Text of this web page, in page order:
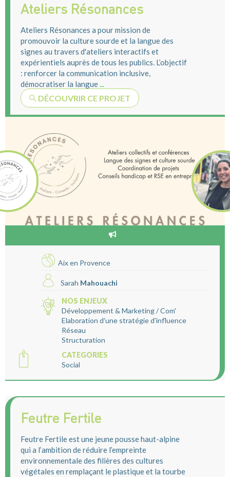
Ateliers Résonances
Ateliers Résonances a pour mission de
promouvoir la culture sourde et la langue des
signes au travers d'ateliers interactifs et
expérientiels auprès de tous les publics. L’objectif
: renforcer la communication inclusive,
démocratiser la langue...
DÉCOUVRIR CE PROJET
Aix en Provence
Sarah Mahouachi
NOS ENJEUX
Développement & Marketing / Com'
Elaboration d'une stratégie d'influence
Réseau
Structuration
CATEGORIES
Social
Feutre Fertile
Feutre Fertile est une jeune pousse haut-alpine
qui a l’ambition de réduire l’empreinte
environnementale des filières des cultures
végétales en remplaçant le plastique et la tourbe